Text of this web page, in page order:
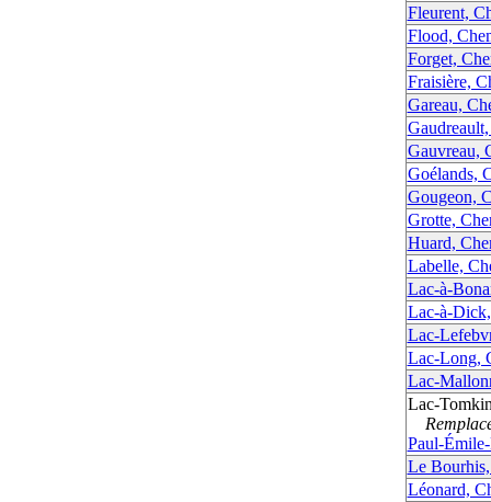
Fleurent,
Flood,
Forget,
Fraisière,
Gareau,
Gauvreau,
Goélands,
Gougeon,
Grotte,
Huard,
Labelle,
Lac-à-
Lac-à-
Lac-
Lac-Long,
Lac-
Lac-
Paul-
Le
Léonard,